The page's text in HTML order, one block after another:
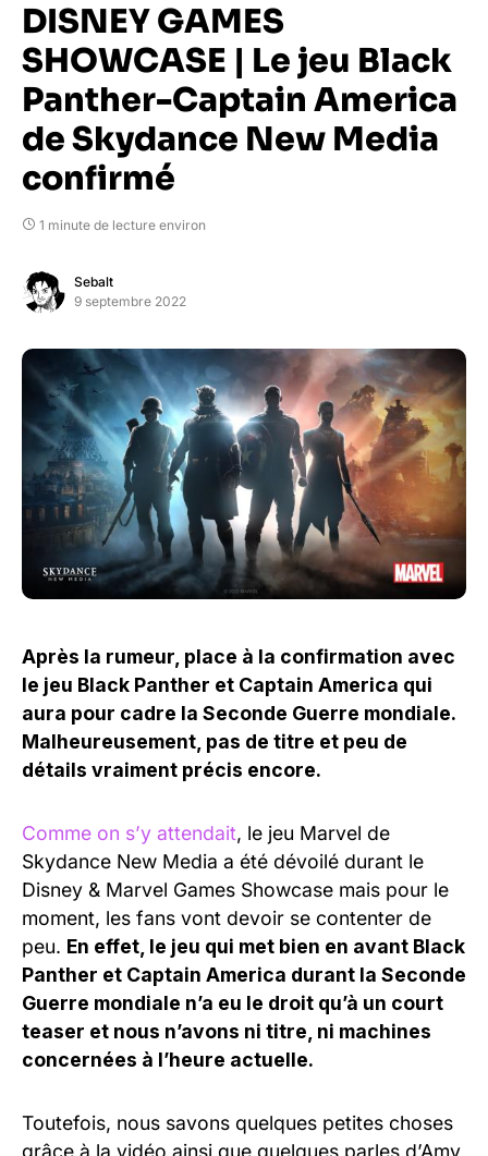
DISNEY GAMES
SHOWCASE | Le jeu Black
Panther-Captain America
de Skydance New Media
confirmé
1 minute de lecture environ
Sebalt
9 septembre 2022
Après la rumeur, place à la confirmation avec
le jeu Black Panther et Captain America qui
aura pour cadre la Seconde Guerre mondiale.
Malheureusement, pas de titre et peu de
détails vraiment précis encore.
Comme on s’y attendait, le jeu Marvel de
Skydance New Media a été dévoilé durant le
Disney & Marvel Games Showcase mais pour le
moment, les fans vont devoir se contenter de
peu. En effet, le jeu qui met bien en avant Black
Panther et Captain America durant la Seconde
Guerre mondiale n’a eu le droit qu’à un court
teaser et nous n’avons ni titre, ni machines
concernées à l’heure actuelle.
Toutefois, nous savons quelques petites choses
grâce à la vidéo ainsi que quelques parles d’Amy